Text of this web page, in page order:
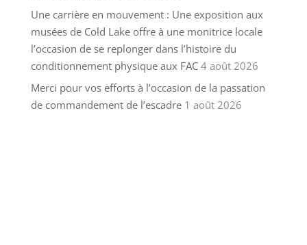
Une carrière en mouvement : Une exposition aux
musées de Cold Lake offre à une monitrice locale
l’occasion de se replonger dans l’histoire du
conditionnement physique aux FAC 4 août 2026
Merci pour vos efforts à l’occasion de la passation
de commandement de l’escadre 1 août 2026